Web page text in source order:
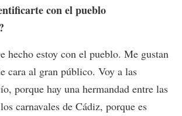
con el pueblo
estoy con el pueblo. Me gustan
cara al gran público. Voy a las
porque hay una hermandad entre las
carnavales de Cádiz, porque es